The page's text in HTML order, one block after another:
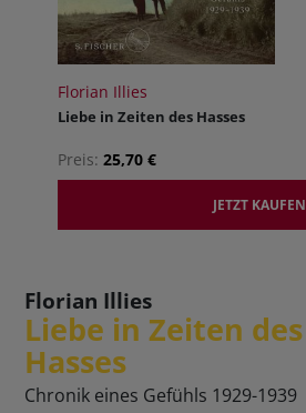
Florian Illies
Liebe in Zeiten des Hasses
Preis:25,70 €
JETZT KAUFEN
Florian Illies
Liebe in Zeiten des
Hasses
Chronik eines Gefühls 1929-1939